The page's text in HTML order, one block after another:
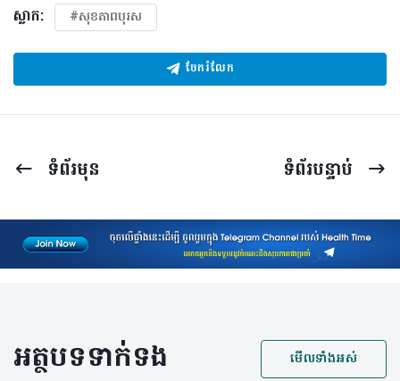
ស្លាក: #សុខភាពបុរស
ចែករំលែក
ទំព័រ​មុន ទំព័រ​បន្ទាប់
អត្ថបទទាក់ទង មើលទាំងអស់